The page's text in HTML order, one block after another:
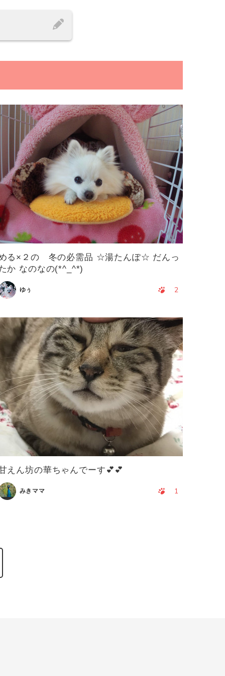
る×２の 冬の必需品 ☆湯たんぽ☆ だんっ
か なのなの(*^_^*)
ゆぅ 2
えん坊の華ちゃんでーす💕💕
みきママ 1